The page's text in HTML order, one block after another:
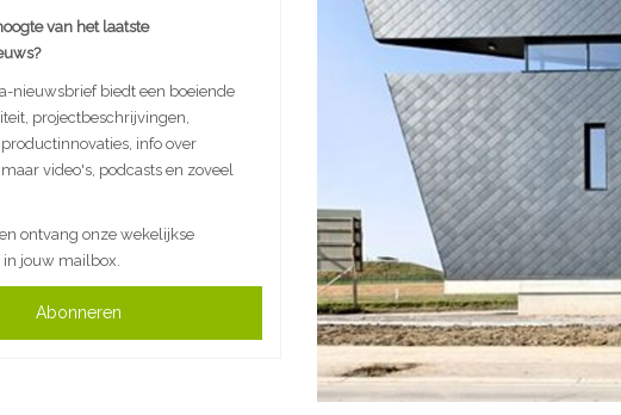
van het laatste
nieuwsbrief biedt een boeiende
projectbeschrijvingen,
info over
video's, podcasts en zoveel
ontvang onze wekelijkse
jouw mailbox.
Abonneren